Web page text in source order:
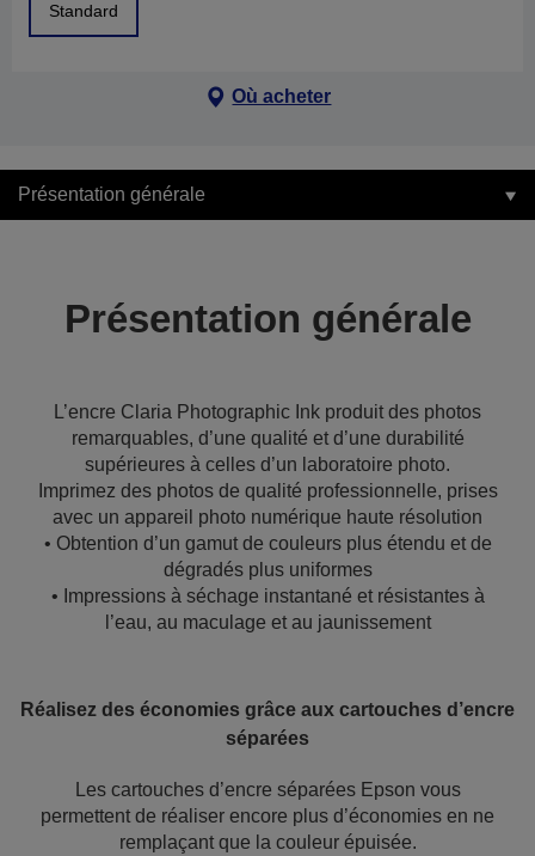
Standard
Où acheter
Présentation générale
Présentation générale
L’encre Claria Photographic Ink produit des photos
remarquables, d’une qualité et d’une durabilité
supérieures à celles d’un laboratoire photo.
Imprimez des photos de qualité professionnelle, prises
avec un appareil photo numérique haute résolution
• Obtention d’un gamut de couleurs plus étendu et de
dégradés plus uniformes
• Impressions à séchage instantané et résistantes à
l’eau, au maculage et au jaunissement
Réalisez des économies grâce aux cartouches d’encre
séparées
Les cartouches d’encre séparées Epson vous
permettent de réaliser encore plus d’économies en ne
remplaçant que la couleur épuisée.